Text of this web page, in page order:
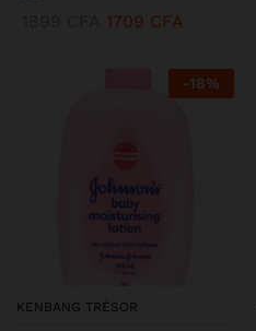
1709 CFA
-18%
KENBANG TRÉSOR